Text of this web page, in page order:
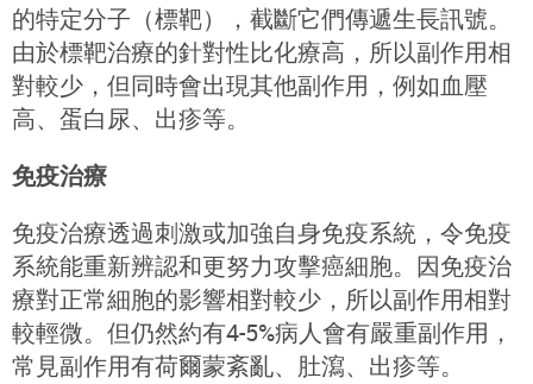
的特定分子（標靶），截斷它們傳遞生長訊號。
由於標靶治療的針對性比化療高，所以副作用相
對較少，但同時會出現其他副作用，例如血壓
高、蛋白尿、出疹等。
免疫治療
免疫治療透過刺激或加強自身免疫系統，令免疫
系統能重新辨認和更努力攻擊癌細胞。因免疫治
療對正常細胞的影響相對較少，所以副作用相對
較輕微。但仍然約有4-5%病人會有嚴重副作用，
常見副作用有荷爾蒙紊亂、肚瀉、出疹等。